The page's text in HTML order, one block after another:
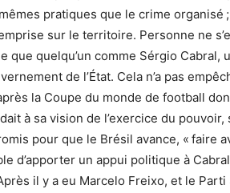
pratiques que le crime organisé
sur le territoire. Personne ne
que quelqu’un comme Sérgio
de l’État. Cela n’a pas
la Coupe du monde de football
à sa vision de l’exercice du
pour que le Brésil avance, « faire
d’apporter un appui politique à
il y a eu Marcelo Freixo, et le